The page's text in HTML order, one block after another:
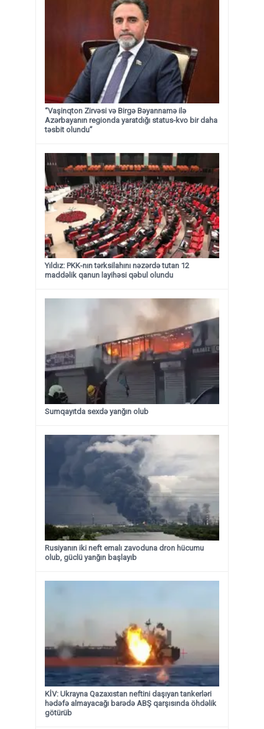
“Vaşinqton Zirvəsi və Birgə Bəyannamə ilə
Azərbayanın regionda yaratdığı status-kvo bir daha
təsbit olundu”
Yıldız: PKK-nın tərksilahını nəzərdə tutan 12
maddəlik qanun layihəsi qəbul olundu ​​​​​​​
Sumqayıtda sexdə yanğın olub
Rusiyanın iki neft emalı zavoduna dron hücumu
olub, güclü yanğın başlayıb
KİV: Ukrayna Qazaxıstan neftini daşıyan tankerləri
hədəfə almayacağı barədə ABŞ qarşısında öhdəlik
götürüb